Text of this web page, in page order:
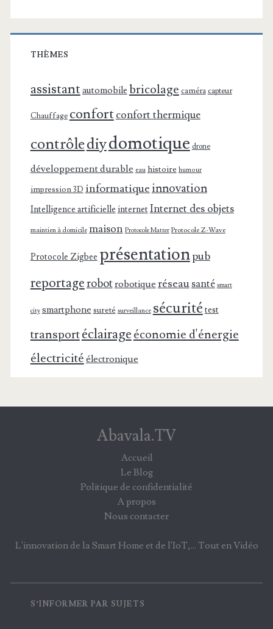
THÈMES
assistant automobile bricolage caméra capteur
Chauffage confortconfort thermique
contrôlediydomotique drone
développement durable eau histoire humour
impression 3D informatiqueinnovation
Intelligence artificielle internet Internet des objets
maintien à domicile maison Protocole Matter Protocole Z-Wave
Protocole Zigbee présentationpub
reportagerobotrobotique réseausanté smart
city smartphone sureté surveillance sécuritétest
transportéclairageéconomie d'énergie
électricité électronique
Abavala.TV
Accueil
Le Blog
Politique de confidentialité
A propos
Nous contacter
L'innovation de la Smart Home et de l'IoT,... Tout en Vidéo
S’INFORMER PAR SUJETS